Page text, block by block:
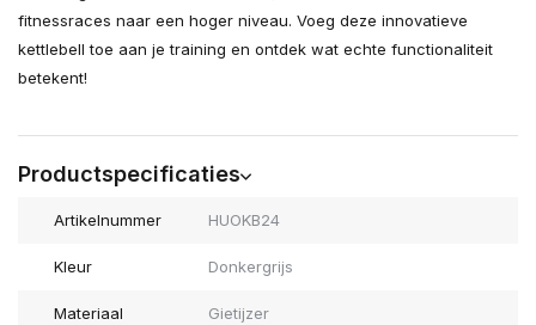
fitnessraces naar een hoger niveau. Voeg deze innovatieve
kettlebell toe aan je training en ontdek wat echte functionaliteit
betekent!
Productspecificaties
Artikelnummer HUOKB24
Kleur Donkergrijs
Materiaal Gietijzer